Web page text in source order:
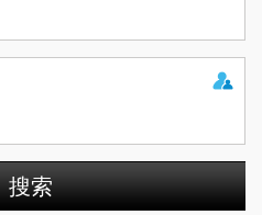
搜索